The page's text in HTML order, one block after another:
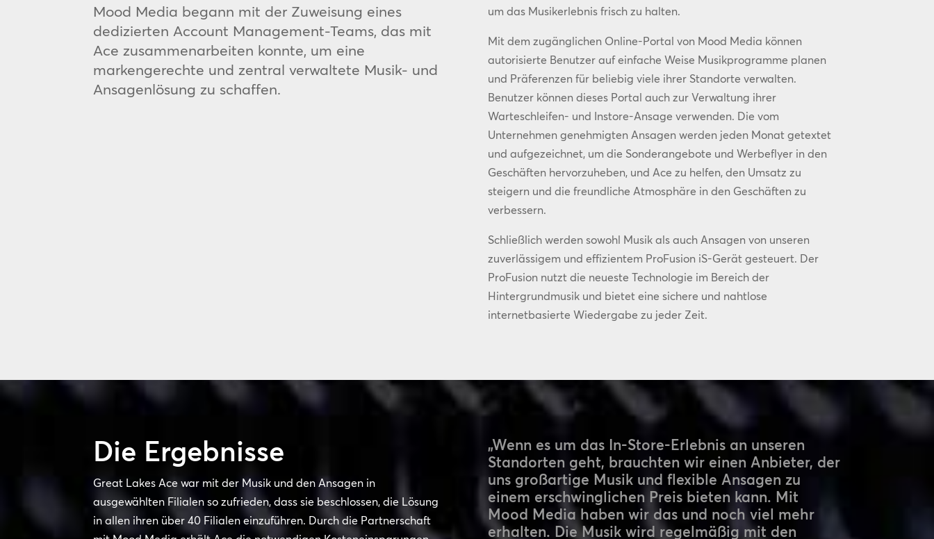
Mood Media begann mit der Zuweisung eines
dedizierten Account Management-Teams, das mit
Ace zusammenarbeiten konnte, um eine
markengerechte und zentral verwaltete Musik- und
Ansagenlösung zu schaffen.
um das Musikerlebnis frisch zu halten.
Mit dem zugänglichen Online-Portal von Mood Media können
autorisierte Benutzer auf einfache Weise Musikprogramme planen
und Präferenzen für beliebig viele ihrer Standorte verwalten.
Benutzer können dieses Portal auch zur Verwaltung ihrer
Warteschleifen- und Instore-Ansage verwenden. Die vom
Unternehmen genehmigten Ansagen werden jeden Monat getextet
und aufgezeichnet, um die Sonderangebote und Werbeflyer in den
Geschäften hervorzuheben, und Ace zu helfen, den Umsatz zu
steigern und die freundliche Atmosphäre in den Geschäften zu
verbessern.
Schließlich werden sowohl Musik als auch Ansagen von unseren
zuverlässigem und effizientem ProFusion iS-Gerät gesteuert. Der
ProFusion nutzt die neueste Technologie im Bereich der
Hintergrundmusik und bietet eine sichere und nahtlose
internetbasierte Wiedergabe zu jeder Zeit.
Die Ergebnisse
Great Lakes Ace war mit der Musik und den Ansagen in
ausgewählten Filialen so zufrieden, dass sie beschlossen, die Lösung
in allen ihren über 40 Filialen einzuführen. Durch die Partnerschaft
„Wenn es um das In-Store-Erlebnis an unseren
Standorten geht, brauchten wir einen Anbieter, der
uns großartige Musik und flexible Ansagen zu
einem erschwinglichen Preis bieten kann. Mit
Mood Media haben wir das und noch viel mehr
erhalten. Die Musik wird regelmäßig mit den